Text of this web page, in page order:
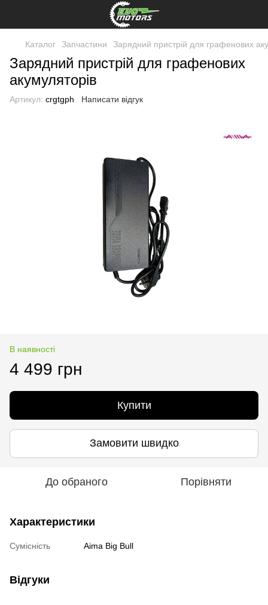
Каталог Запчастини Зарядний пристрій для графенових
Зарядний пристрій для графенових
акумуляторів
Артикул: crgtgph Написати відгук
В наявності
4 499 грн
Купити
Замовити швидко
До обраного Порівняти
Характеристики
Сумісність Aima Big Bull
Відгуки